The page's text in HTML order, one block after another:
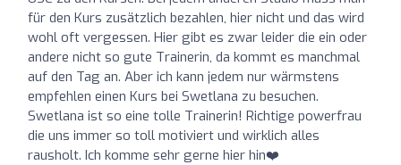
für den Kurs zusätzlich bezahlen, hier nicht und das wird
wohl oft vergessen. Hier gibt es zwar leider die ein oder
andere nicht so gute Trainerin, da kommt es manchmal
auf den Tag an. Aber ich kann jedem nur wärmstens
empfehlen einen Kurs bei Swetlana zu besuchen.
Swetlana ist so eine tolle Trainerin! Richtige powerfrau
die uns immer so toll motiviert und wirklich alles
rausholt. Ich komme sehr gerne hier hin❤️